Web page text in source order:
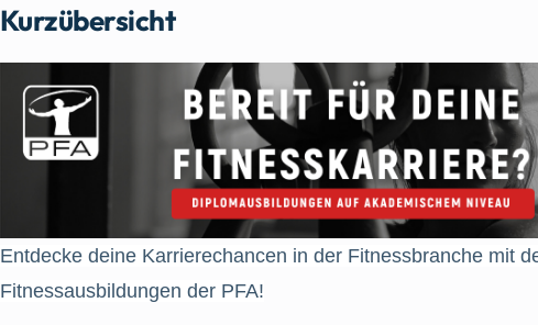
Kurzübersicht
Entdecke deine Karrierechancen in der Fitnessbranche mit
Fitnessausbildungen der PFA!